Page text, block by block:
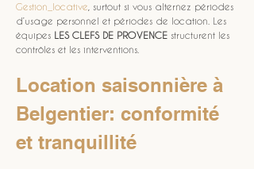
Gestion_locative , surtout si vous alternez périodes
d’usage personnel et périodes de location. Les
équipes LES CLEFS DE PROVENCE structurent les
contrôles et les interventions.
Location saisonnière à
Belgentier: conformité
et tranquillité